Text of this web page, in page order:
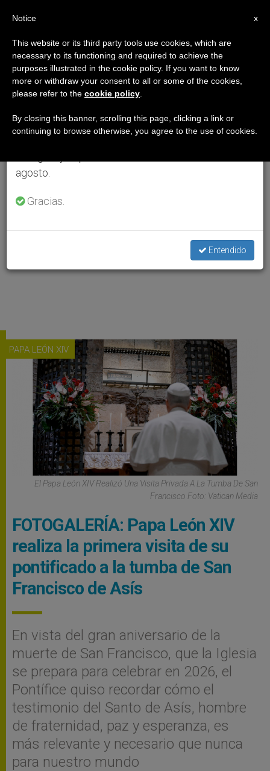
PAPA LEÓN XIV
El Papa León XIV Realizó Una Visita Privada A La Tumba De San
Francisco Foto: Vatican Media
FOTOGALERÍA: Papa León XIV
realiza la primera visita de su
pontificado a la tumba de San
Francisco de Asís
En vista del gran aniversario de la
muerte de San Francisco, que la Iglesia
se prepara para celebrar en 2026, el
Pontífice quiso recordar cómo el
testimonio del Santo de Asís, hombre
de fraternidad, paz y esperanza, es
más relevante y necesario que nunca
para nuestro mundo
×
Aviso importante
Del 27 de julio al 7 de agosto haremos la pausa
anual, aprovechando que en el periodo de verano
se generan menos informaciones y también el
agosto.
Gracias.
Entendido
x
Notice
This website or its third party tools use cookies, which are
necessary to its functioning and required to achieve the
purposes illustrated in the cookie policy. If you want to know
more or withdraw your consent to all or some of the cookies,
please refer to the cookie policy
By closing this banner, scrolling this page, clicking a link or
continuing to browse otherwise, you agree to the use of cookies.